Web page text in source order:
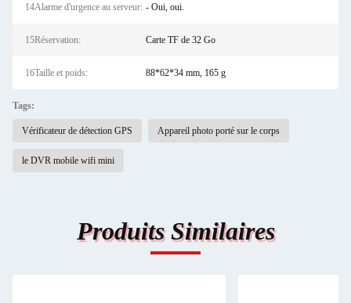
14Alarme d'urgence au serveur: - Oui, oui.
15Réservation: Carte TF de 32 Go
16Taille et poids: 88*62*34 mm, 165 g
Tags:
Vérificateur de détection GPS Appareil photo porté sur le corps
le DVR mobile wifi mini
Produits Similaires